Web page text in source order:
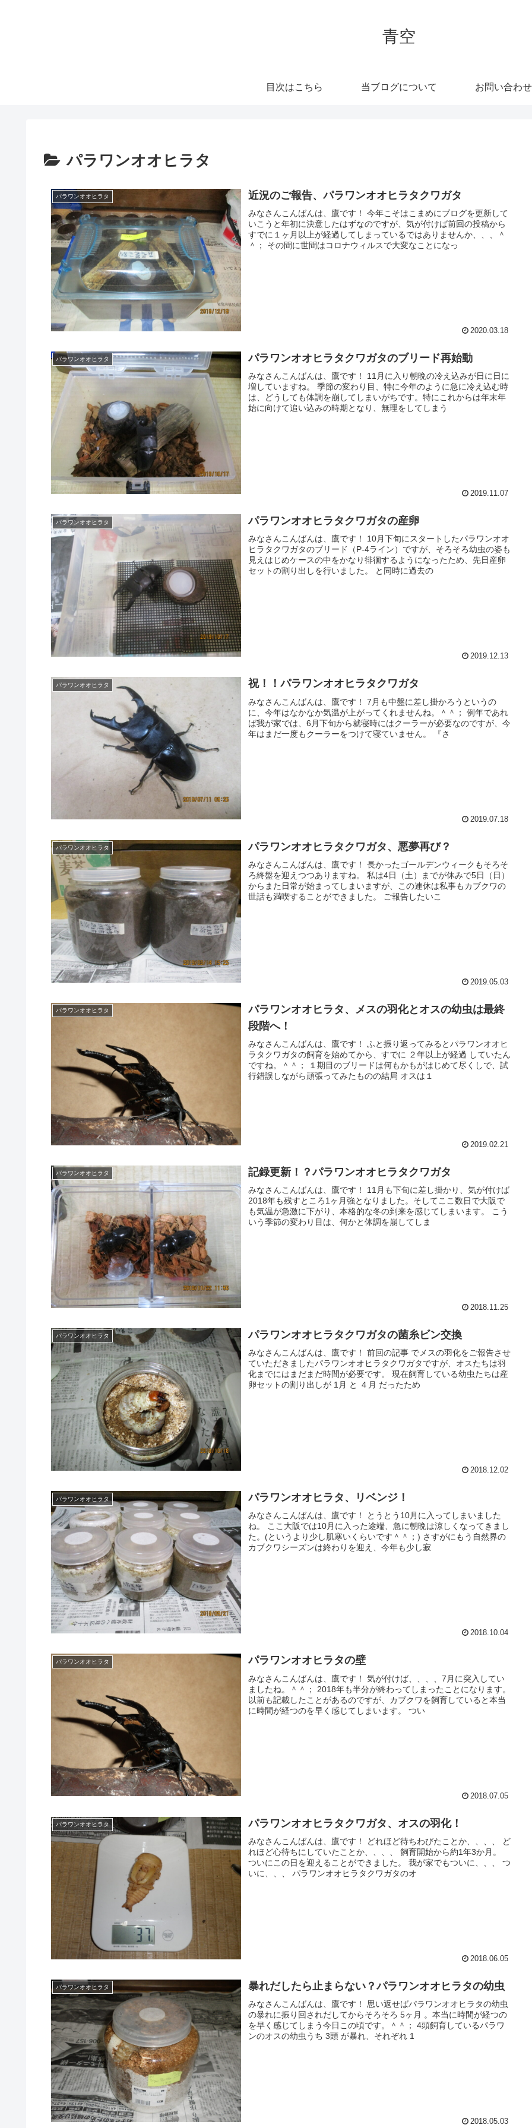
青空
目次はこちら 当ブログについて お問い合わせ
パラワンオオヒラタ
パラワンオオヒラタ 近況のご報告、パラワンオオヒラタクワガタ
みなさんこんばんは、鷹です！ 今年こそはこまめにブログを更新して
いこうと年初に決意したはずなのですが、気が付けば前回の投稿から
すでに１ヶ月以上が経過してしまっているではありませんか、、、＾
＾； その間に世間はコロナウィルスで大変なことになっ
2020.03.18
パラワンオオヒラタ パラワンオオヒラタクワガタのブリード再始動
みなさんこんばんは、鷹です！ 11月に入り朝晩の冷え込みが日に日に
増していますね。 季節の変わり目、特に今年のように急に冷え込む時
は、どうしても体調を崩してしまいがちです。特にこれからは年末年
始に向けて追い込みの時期となり、無理をしてしまう
2019.11.07
パラワンオオヒラタ パラワンオオヒラタクワガタの産卵
みなさんこんばんは、鷹です！ 10月下旬にスタートしたパラワンオオ
ヒラタクワガタのブリード（P-4ライン）ですが、そろそろ幼虫の姿も
見えはじめケースの中をかなり徘徊するようになったため、先日産卵
セットの割り出しを行いました。 と同時に過去の
2019.12.13
パラワンオオヒラタ 祝！！パラワンオオヒラタクワガタ
みなさんこんばんは、鷹です！ 7月も中盤に差し掛かろうというの
に、今年はなかなか気温が上がってくれませんね。＾＾； 例年であれ
ば我が家では、6月下旬から就寝時にはクーラーが必要なのですが、今
年はまだ一度もクーラーをつけて寝ていません。 『さ
2019.07.18
パラワンオオヒラタ パラワンオオヒラタクワガタ、悪夢再び？
みなさんこんばんは、鷹です！ 長かったゴールデンウィークもそろそ
ろ終盤を迎えつつありますね。 私は4日（土）までが休みで5日（日）
からまた日常が始まってしまいますが、この連休は私事もカブクワの
世話も満喫することができました。 ご報告したいこ
2019.05.03
パラワンオオヒラタ
パラワンオオヒラタ、メスの羽化とオスの幼虫は最終
段階へ！
みなさんこんばんは、鷹です！ ふと振り返ってみるとパラワンオオヒ
ラタクワガタの飼育を始めてから、すでに ２年以上が経過 していたん
ですね。＾＾； １期目のブリードは何もかもがはじめて尽くしで、試
行錯誤しながら頑張ってみたものの結局 オスは１
2019.02.21
パラワンオオヒラタ 記録更新！？パラワンオオヒラタクワガタ
みなさんこんばんは、鷹です！ 11月も下旬に差し掛かり、気が付けば
2018年も残すところ1ヶ月強となりました。そしてここ数日で大阪で
も気温が急激に下がり、本格的な冬の到来を感じてしまいます。 こう
いう季節の変わり目は、何かと体調を崩してしま
2018.11.25
パラワンオオヒラタ パラワンオオヒラタクワガタの菌糸ビン交換
みなさんこんばんは、鷹です！ 前回の記事 でメスの羽化をご報告させ
ていただきましたパラワンオオヒラタクワガタですが、オスたちは羽
化までにはまだまだ時間が必要です。 現在飼育している幼虫たちは産
卵セットの割り出しが 1月 と ４月 だったため
2018.12.02
パラワンオオヒラタ パラワンオオヒラタ、リベンジ！
みなさんこんばんは、鷹です！ とうとう10月に入ってしまいました
ね。 ここ大阪では10月に入った途端、急に朝晩は涼しくなってきまし
た。(というより少し肌寒いくらいです＾＾；) さすがにもう自然界の
カブクワシーズンは終わりを迎え、今年も少し寂
2018.10.04
パラワンオオヒラタ パラワンオオヒラタの壁
みなさんこんばんは、鷹です！ 気が付けば、、、、7月に突入してい
ましたね。＾＾； 2018年も半分が終わってしまったことになります。
以前も記載したことがあるのですが、カブクワを飼育していると本当
に時間が経つのを早く感じてしまいます。 つい
2018.07.05
パラワンオオヒラタ パラワンオオヒラタクワガタ、オスの羽化！
みなさんこんばんは、鷹です！ どれほど待ちわびたことか、、、、 ど
れほど心待ちにしていたことか、、、、 飼育開始から約1年3か月。
ついにこの日を迎えることができました。 我が家でもついに、、、 つ
いに、、、 パラワンオオヒラタクワガタのオ
2018.06.05
パラワンオオヒラタ 暴れだしたら止まらない？パラワンオオヒラタの幼虫
みなさんこんばんは、鷹です！ 思い返せばパラワンオオヒラタの幼虫
の暴れに振り回されだしてからそろそろ 5ヶ月 。本当に時間が経つの
を早く感じてしまう今日この頃です。＾＾； 4頭飼育しているパラワ
ンのオスの幼虫うち 3頭 が暴れ、それぞれ 1
2018.05.03